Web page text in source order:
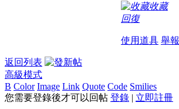
收藏
回復
使用道具 舉報
返回列表
高級模式
B Color Image Link Quote Code Smilies
您需要登錄後才可以回帖 登錄 | 立即註冊